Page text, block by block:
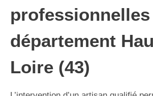
département
Loire (43)